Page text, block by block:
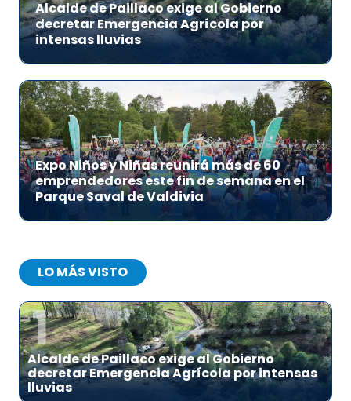
Alcalde de Paillaco exige al Gobierno
decretar Emergencia Agrícola por
intensas lluvias
Expo Niños y Niñas reunirá más de 60
emprendedores este fin de semana en el
Parque Saval de Valdivia
LO MÁS VISTO
1
Alcalde de Paillaco exige al Gobierno
decretar Emergencia Agrícola por intensas
lluvias